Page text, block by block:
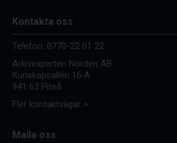
Kontakta oss
Telefon: 0770-22 01 22
Arkivexperten Norden AB
Kunskapsallén 16 A
941 63 Piteå
Fler kontaktvägar >
Maila oss